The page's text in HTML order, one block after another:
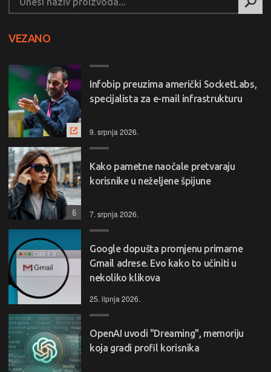
VEZANO
Infobip preuzima američki SocketLabs,
specijalista za e-mail infrastrukturu
9. srpnja 2026.
Kako pametne naočale pretvaraju
korisnike u neželjene špijune
7. srpnja 2026.
6
Google dopušta promjenu primarne
Gmail adrese. Evo kako to učiniti u
nekoliko klikova
25. lipnja 2026.
OpenAI uvodi "Dreaming", memoriju
koja gradi profil korisnika